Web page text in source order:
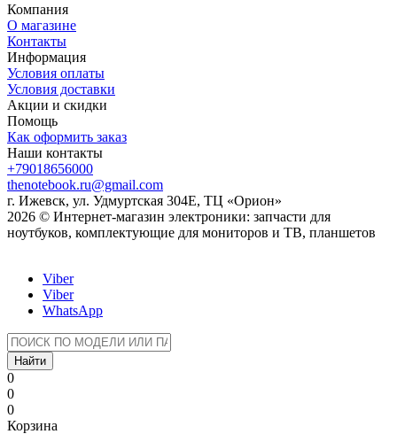
Компания
О магазине
Контакты
Информация
Условия оплаты
Условия доставки
Акции и скидки
Помощь
Как оформить заказ
Наши контакты
+79018656000
thenotebook.ru@gmail.com
г. Ижевск, ул. Удмуртская 304Е, ТЦ «Орион»
2026 © Интернет-магазин электроники: запчасти для
ноутбуков, комплектующие для мониторов и ТВ, планшетов
Viber
Viber
WhatsApp
Найти
0
0
0
Корзина